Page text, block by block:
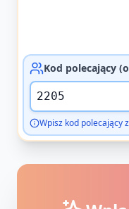
Kod polecający
Wpisz kod polecający